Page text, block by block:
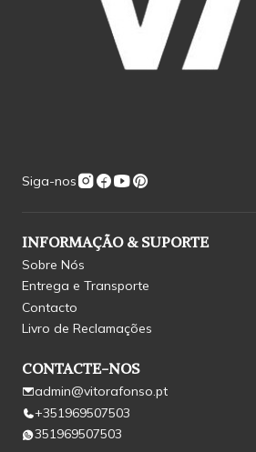
Siga-nos
INFORMAÇÃO & SUPORTE
Sobre Nós
Entrega e Transporte
Contacto
Livro de Reclamações
CONTACTE-NOS
admin@vitorafonso.pt
+351969507503
351969507503